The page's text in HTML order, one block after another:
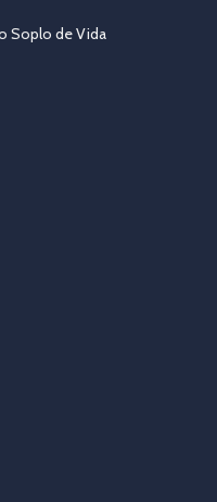
Soplo de Vida